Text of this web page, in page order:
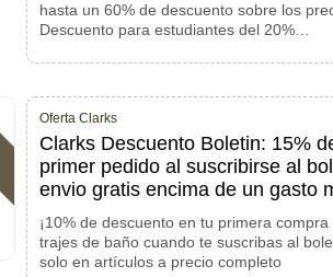
hasta un 60% de descuento sobre los
Descuento para estudiantes del 20%…
Oferta Clarks
Clarks Descuento Boletin: 15%
primer pedido al suscribirse al
envio gratis encima de un gasto
¡10% de descuento en tu primera
trajes de baño cuando te suscribas al
solo en artículos a precio completo